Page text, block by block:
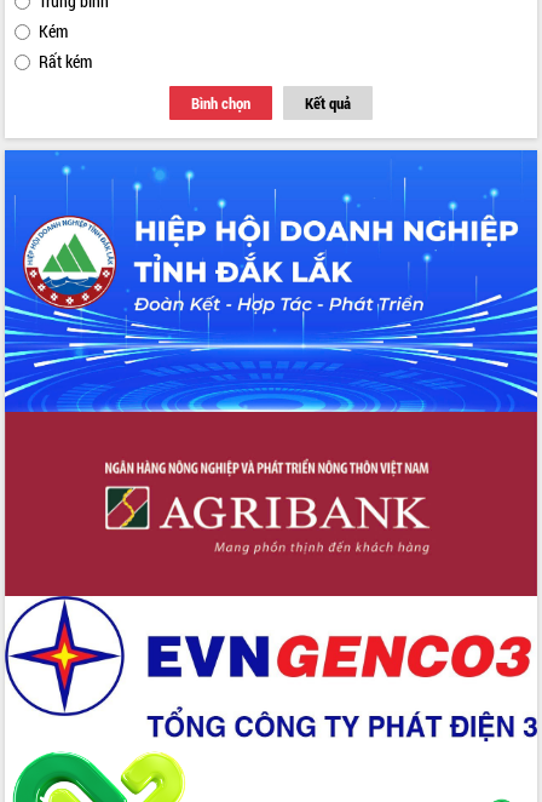
Tập huấn ứng dụng trí tuệ nhân tạo (AI)
trong thương mại điện tử năm 2026
Đoàn đại biểu Quốc hội tỉnh Đắk Lắk
trao đổi thông tin trước Kỳ họp thứ
Quyết liệt cải cách hành chính, khơi
thông nguồn lực phát triển
Nâng cao hiệu lực, hiệu quả HĐND
tỉnh thông qua hiện đại hóa hành chính
Xã Ea Phê gắn cải cách hành chính với
chuyển đổi số
Phó Chủ tịch Thường trực UBND tỉnh
Hồ Thị Nguyên Thảo làm việc tại Trung
tâm Phục vụ hành chính công xã Ea
Phê
Xây dựng nền hành chính số đồng
Giai đoạn 2026-2030, Đắk Lắk phấn
đấu có 77% xã đạt chuẩn nông thôn
Chuyển đổi số 'mở đường' cho nông
Triển khai đồng bộ đo đạc, lập hồ sơ
địa chính, hoàn thiện cơ sở dữ liệu đất
đai
Ứng dụng sinh trắc học - Bước tiến
trong hành trình chuyển đổi số tại Đắk
Đắk Lắk nâng cao hiệu quả công tác
Đảng từ Sổ tay đảng viên điện tử
Kém
Rất kém
Bình chọn Kết quả